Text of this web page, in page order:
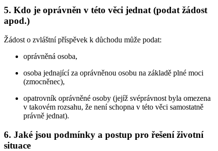
5. Kdo je oprávněn v této věci jednat (podat žádost
apod.)
Žádost o zvláštní příspěvek k důchodu může podat:
oprávněná osoba,
osoba jednající za oprávněnou osobu na základě plné moci
(zmocněnec),
opatrovník oprávněné osoby (jejíž svéprávnost byla omezena
v takovém rozsahu, že není schopna v této věci samostatně
právně jednat).
6. Jaké jsou podmínky a postup pro řešení životní
situace